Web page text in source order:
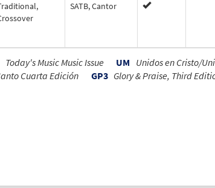
SATB, Cantor
Today's Music Music Issue UM Unidos en Cristo/
Cuarta Edición GP3 Glory & Praise, Third